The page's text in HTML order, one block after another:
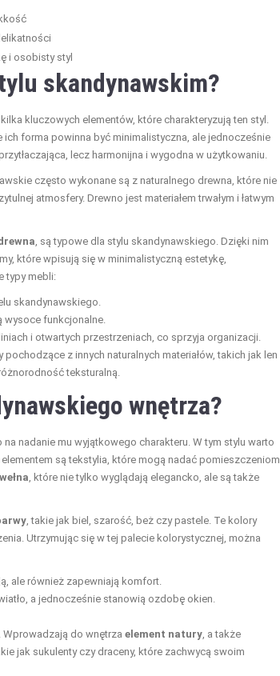
i osobisty styl
skandynawskim?
kluczowych elementów, które charakteryzują ten styl.
ich forma powinna być minimalistyczna, ale jednocześnie
lecz harmonijna i wygodna w użytkowaniu.
często wykonane są z naturalnego drewna, które nie
atmosfery. Drewno jest materiałem trwałym i łatwym
, są typowe dla stylu skandynawskiego. Dzięki nim
które wpisują się w minimalistyczną estetykę,
typy mebli:
skandynawskiego.
wysoce funkcjonalne.
i otwartych przestrzeniach, co sprzyja organizacji.
z innych naturalnych materiałów, takich jak len
teksturalną.
wnętrza?
nadanie mu wyjątkowego charakteru. W tym stylu warto
są tekstylia, które mogą nadać pomieszczeniom
, które nie tylko wyglądają elegancko, ale są także
, takie jak biel, szarość, beż czy pastele. Te kolory
Utrzymując się w tej palecie kolorystycznej, można
ale również zapewniają komfort.
a jednocześnie stanowią ozdobę okien.
do wnętrza element natury , a także
jak sukulenty czy draceny, które zachwycą swoim